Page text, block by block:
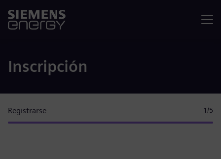
Inscripción
Registrarse 1 /5